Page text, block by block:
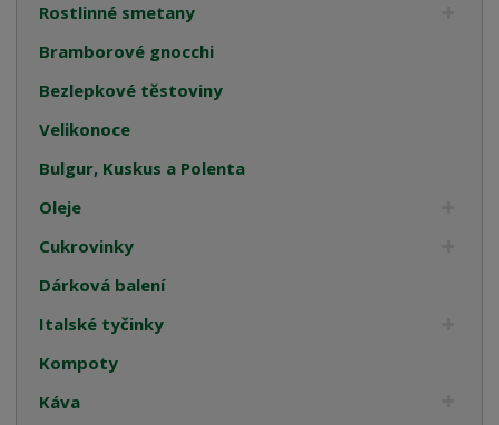
Rostlinné smetany
Bramborové gnocchi
Bezlepkové těstoviny
Velikonoce
Bulgur, Kuskus a Polenta
Oleje
Cukrovinky
Dárková balení
Italské tyčinky
Kompoty
Káva